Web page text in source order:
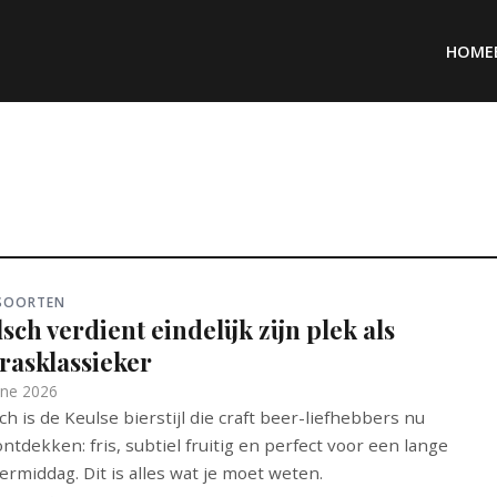
HOME
verdient eindelijk zijn plek als
2026
is de Keulse bierstijl die craft beer-liefhebbers nu
fris, subtiel fruitig en perfect voor een lange
Dit is alles wat je moet weten.